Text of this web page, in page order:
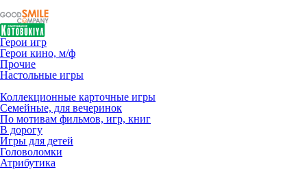
Герои игр
Герои кино, м/ф
Прочие
Настольные игры
Коллекционные карточные игры
Семейные, для вечеринок
По мотивам фильмов, игр, книг
В дорогу
Игры для детей
Головоломки
Атрибутика